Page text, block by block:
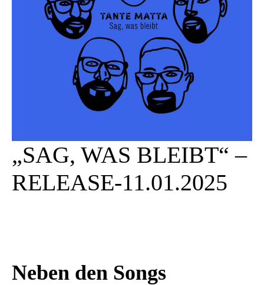
„SAG, WAS BLEIBT“ –
RELEASE-11.01.2025
Neben den Songs